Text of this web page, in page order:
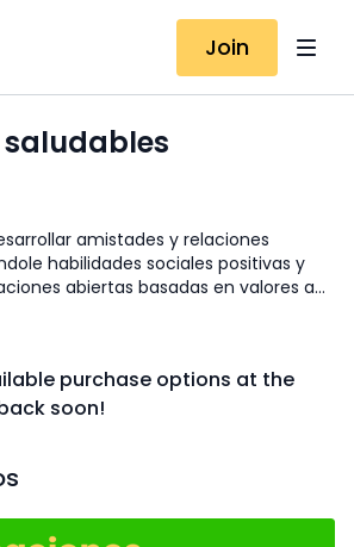
Join
saludables
amistades y relaciones
habilidades sociales positivas y
abiertas basadas en valores a
purchase options at the
soon!